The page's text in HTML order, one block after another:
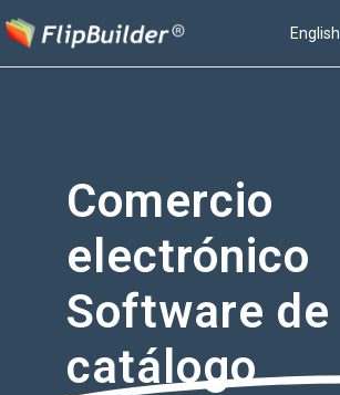
English
Comercio
electrónico
Software de
catálogo